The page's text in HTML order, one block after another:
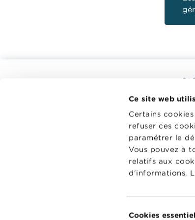
Ce site web
Certains
refuser ces
paramétrer le
Vous pouvez à
relatifs aux
d'informations.
Cookies
Pension et préparation de la retraite
à
En